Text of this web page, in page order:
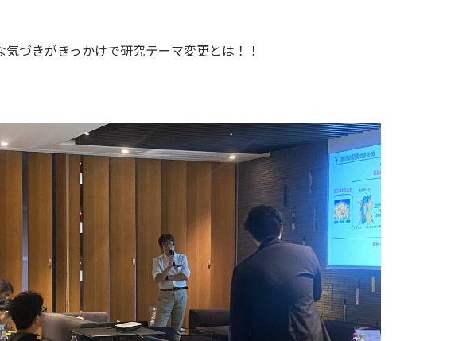
づきがきっかけで研究テーマ変更とは！！